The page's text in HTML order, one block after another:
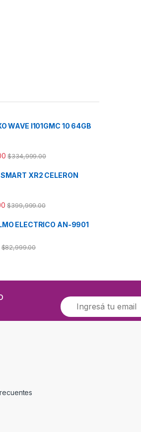
WAVE I101GMC 10 64GB
$334,999.00
XR2 CELERON
$399,999.00
ELECTRICO AN-9901
$82,999.00
E
m
a